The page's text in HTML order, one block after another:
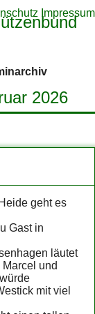
Impressum
2026
geht es
Gast in
läutet
und
mit viel